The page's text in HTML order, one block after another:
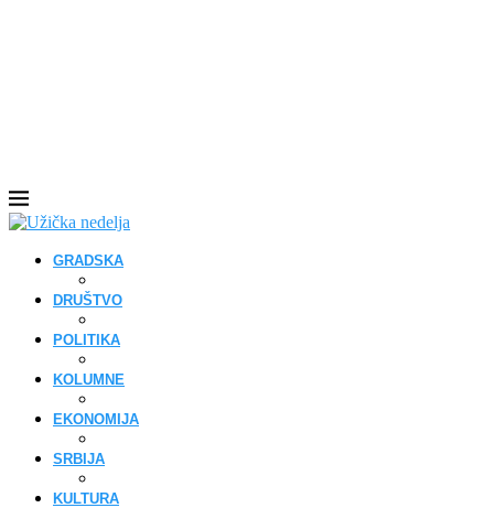
GRADSKA
DRUŠTVO
POLITIKA
KOLUMNE
EKONOMIJA
SRBIJA
KULTURA